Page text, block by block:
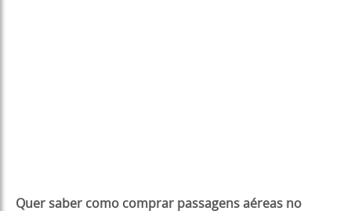
Quer saber como comprar passagens aéreas no